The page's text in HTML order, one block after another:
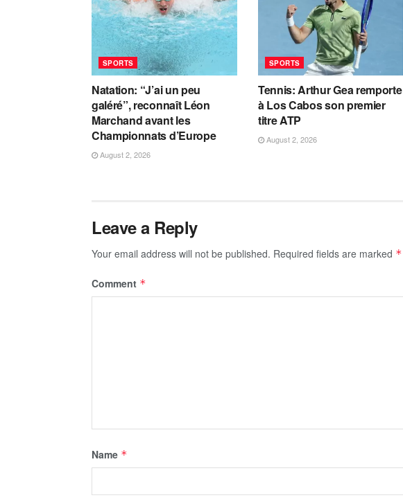
SPORTS
Natation: “J’ai un peu
galéré”, reconnaît Léon
Marchand avant les
Championnats d’Europe
August 2, 2026
SPORTS
Tennis: Arthur Gea remporte
à Los Cabos son premier
titre ATP
August 2, 2026
Leave a Reply
Your email address will not be published. Required fields are marked *
Comment *
Name *